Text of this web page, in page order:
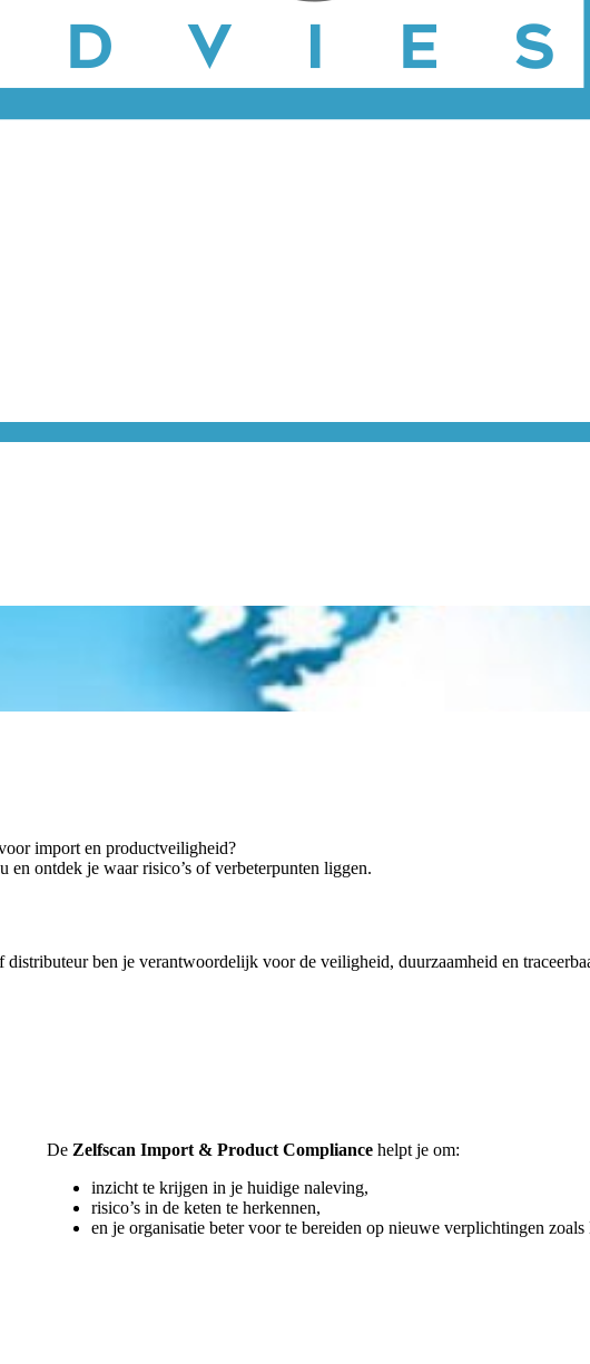
import en productveiligheid?
ontdek je waar risico’s of verbeterpunten liggen.
ben je verantwoordelijk voor de veiligheid, duurzaamheid en
De Zelfscan Import & Product Compliancehelpt je om:
inzicht te krijgen in je huidige naleving,
risico’s in de keten te herkennen,
en je organisatie beter voor te bereiden op nieuwe verplichtingen